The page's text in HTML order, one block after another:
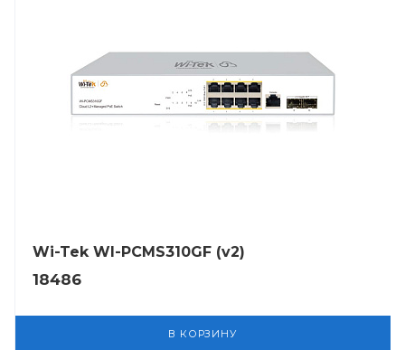
Wi-Tek WI-PCMS310GF (v2)
18486
В КОРЗИНУ